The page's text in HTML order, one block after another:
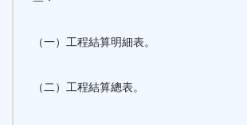
（一）工程結算明細表。
（二）工程結算總表。